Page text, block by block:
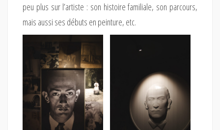
peu plus sur l’artiste : son histoire familiale, son parcours,
mais aussi ses débuts en peinture, etc.